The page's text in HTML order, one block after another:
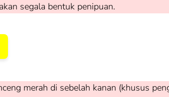
segala bentuk penipuan.
merah di sebelah kanan (khusus